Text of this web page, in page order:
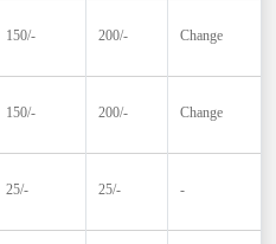
150/- 200/- Change
150/- 200/- Change
25/- 25/- -